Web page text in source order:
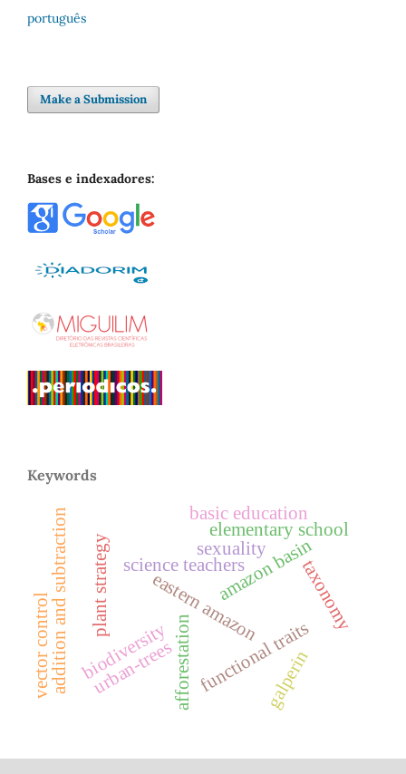
português
Make a Submission
Bases e indexadores:
Keywords
biodiversity
amazon basintaxonomy
sexuality
elementary school
science teachers
eastern amazon
functional traits
plant strategy
afforestation
urban-trees galperin
addition and subtraction
vector control
basic education